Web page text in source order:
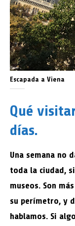
Escapada a Viena
Qué
días.
Una semana no
toda la ciudad,
museos. Son
su perímetro, y
hablamos. Si